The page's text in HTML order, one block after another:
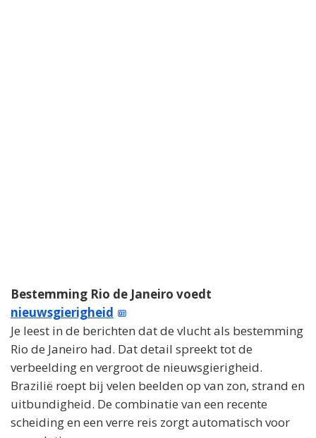
Bestemming Rio de Janeiro voedt
nieuwsgierigheid
Je leest in de berichten dat de vlucht als bestemming
Rio de Janeiro had. Dat detail spreekt tot de
verbeelding en vergroot de nieuwsgierigheid.
Brazilië roept bij velen beelden op van zon, strand en
uitbundigheid. De combinatie van een recente
scheiding en een verre reis zorgt automatisch voor